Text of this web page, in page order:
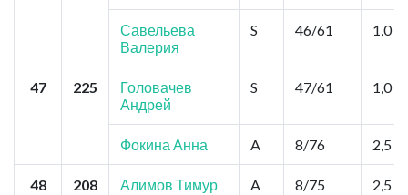
Савельева
Валерия
S 46/61 1,0
47 225
Головачев
Андрей
S 47/61 1,0
Фокина Анна A 8/76 2,5
48 208 Алимов Тимур A 8/75 2,5